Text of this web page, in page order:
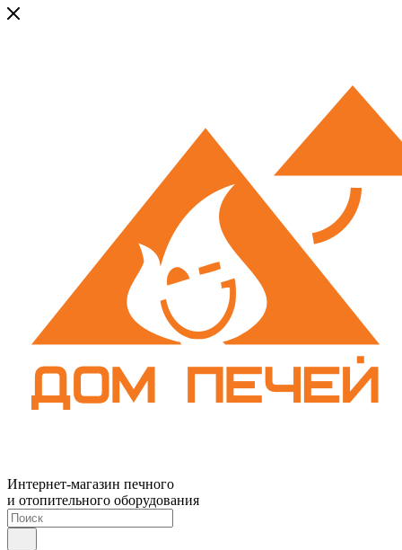
Интернет-магазин печного
и отопительного оборудования